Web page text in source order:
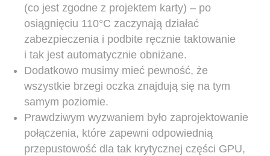
(co jest zgodne z projektem karty) – po
osiągnięciu 110°C zaczynają działać
zabezpieczenia i podbite ręcznie taktowanie
i tak jest automatycznie obniżane.
Dodatkowo musimy mieć pewność, że
wszystkie brzegi oczka znajdują się na tym
samym poziomie.
Prawdziwym wyzwaniem było zaprojektowanie
połączenia, które zapewni odpowiednią
przepustowość dla tak krytycznej części GPU,